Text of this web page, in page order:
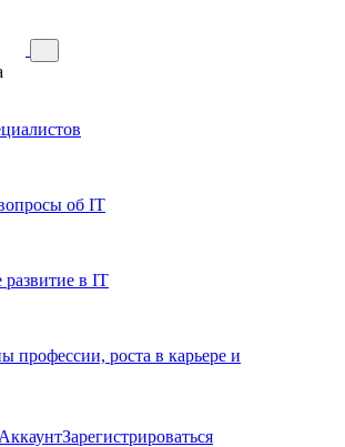
об IT
в IT
профессии, роста в карьере и
Зарегистрироваться